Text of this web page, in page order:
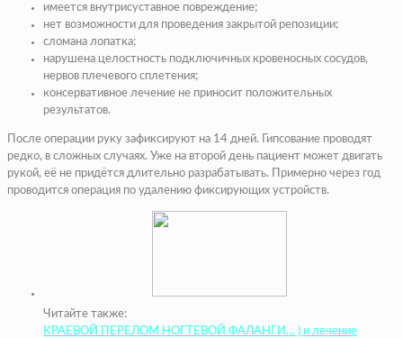
имеется внутрисуставное повреждение;
нет возможности для проведения закрытой репозиции;
сломана лопатка;
нарушена целостность подключичных кровеносных сосудов,
нервов плечевого сплетения;
консервативное лечение не приносит положительных
результатов.
После операции руку зафиксируют на 14 дней. Гипсование проводят
редко, в сложных случаях. Уже на второй день пациент может двигать
рукой, её не придётся длительно разрабатывать. Примерно через год
проводится операция по удалению фиксирующих устройств.
Читайте также:
КРАЕВОЙ ПЕРЕЛОМ НОГТЕВОЙ ФАЛАНГИ… ) и лечение